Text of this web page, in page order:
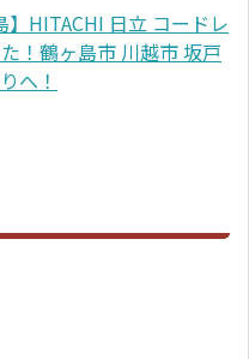
】HITACHI 日立 コードレ
！鶴ヶ島市 川越市 坂戸
へ！